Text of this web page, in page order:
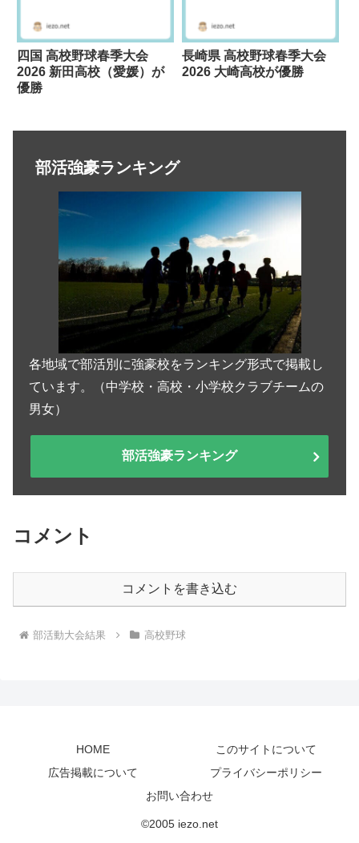
四国 高校野球春季大会
2026 新田高校（愛媛）が
優勝
長崎県 高校野球春季大会
2026 大崎高校が優勝
部活強豪ランキング
各地域で部活別に強豪校をランキング形式で掲載し
ています。（中学校・高校・小学校クラブチームの
男女）
部活強豪ランキング
コメント
コメントを書き込む
部活動大会結果 高校野球
HOME
このサイトについて
広告掲載について
プライバシーポリシー
お問い合わせ
©2005 iezo.net